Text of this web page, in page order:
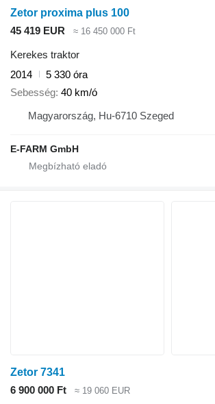
Zetor proxima plus 100
45 419 EUR
≈ 16 450 000 Ft
Kerekes traktor
2014
5 330 óra
Sebesség 40 km/ó
Magyarország, Hu-6710 Szeged
E-FARM GmbH
Zetor 7341
6 900 000 Ft
≈ 19 060 EUR